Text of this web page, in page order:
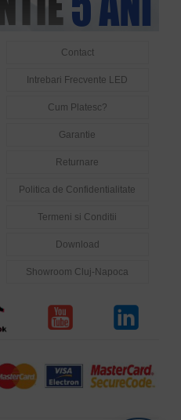
Contact
Intrebari Frecvente LED
Cum Platesc?
Garantie
Returnare
Politica de Confidentialitate
Termeni si Conditii
Download
Showroom Cluj-Napoca